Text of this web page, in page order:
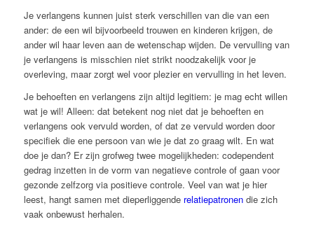
Je verlangens kunnen juist sterk verschillen van die van een
ander: de een wil bijvoorbeeld trouwen en kinderen krijgen, de
ander wil haar leven aan de wetenschap wijden. De vervulling van
je verlangens is misschien niet strikt noodzakelijk voor je
overleving, maar zorgt wel voor plezier en vervulling in het leven.
Je behoeften en verlangens zijn altijd legitiem: je mag echt willen
wat je wil! Alleen: dat betekent nog niet dat je behoeften en
verlangens ook vervuld worden, of dat ze vervuld worden door
specifiek die ene persoon van wie je dat zo graag wilt. En wat
doe je dan? Er zijn grofweg twee mogelijkheden: codependent
gedrag inzetten in de vorm van negatieve controle of gaan voor
gezonde zelfzorg via positieve controle. Veel van wat je hier
leest, hangt samen met dieperliggende relatiepatronendie zich
vaak onbewust herhalen.